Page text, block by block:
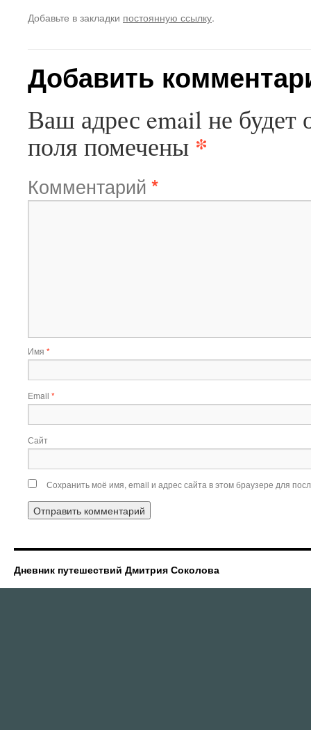
Добавьте в закладки постоянную ссылку.
Добавить
Ваш адрес email не будет
поля помечены *
Комментарий *
Имя *
Email *
Сайт
Сохранить моё имя, email и адрес сайта в этом браузере для
Дневник путешествий Дмитрия Соколова